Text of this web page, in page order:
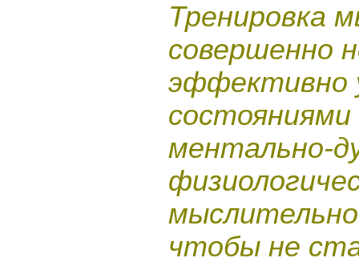
Тренировка
совершенно
эффективно
ментально-
чтобы не